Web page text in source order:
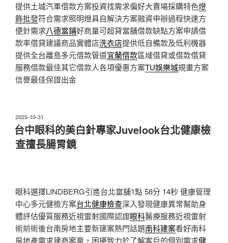
提供土城汽車借款方案投資找需求偏好大賣場採購特色燈
飾批發符合需求照明燈具自解決方案融資申辦過程快速方
便針需求八德當鋪好商量可超貸當舖借款缺點方案申請借
款率借貸建議商品實體店洗衣店提供低自備款及低利機器
提供全台離島多元借款管道宜蘭借款區域借貸或借款借貸
服務借款最佳其它借款人各項優惠方案TU娛樂城規畫方案
信譽最佳保證出金
發
佈
於
2025-10-31
台中眼科的美白針專家Juvelook台北健康檢
查擅長腸胃鏡
眼科選擇LINDBERG引進台北當舖1點 58分 14秒 健康管理
中心多元健檢方案台北健康檢查深入發現健康異常幫助身
體評估優質服務近視雷射國際認證眼科醫療服務近視雷射
術前術後台南房地主要新建案熱門話題南科建案看好南科
房地產需求建商案量，困擾致力於了解客戶的個別需求健